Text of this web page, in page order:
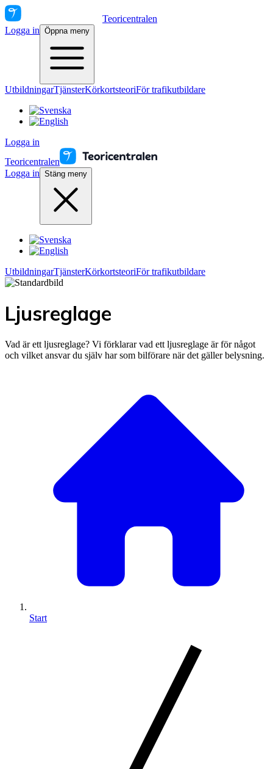
Teoricentralen
Logga in Öppna meny
UtbildningarTjänsterKörkortsteoriFör trafikutbildare
Logga in
Teoricentralen
Logga in Stäng meny
UtbildningarTjänsterKörkortsteoriFör trafikutbildare
Ljusreglage
Vad är ett ljusreglage? Vi förklarar vad ett ljusreglage är för något
och vilket ansvar du själv har som bilförare när det gäller belysning.
Start